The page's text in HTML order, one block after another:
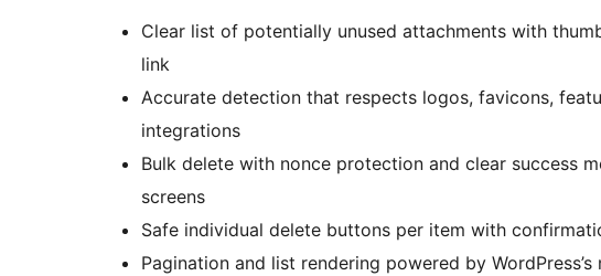
Clear list of potentially unused attachments with
link
Accurate detection that respects logos, favicons,
integrations
Bulk delete with nonce protection and clear success
screens
Safe individual delete buttons per item with
Pagination and list rendering powered by WordPress’s